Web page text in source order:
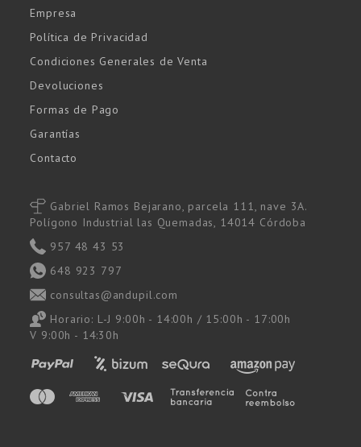
Empresa
Política de Privacidad
Condiciones Generales de Venta
Devoluciones
Formas de Pago
Garantías
Contacto
Gabriel Ramos Bejarano, parcela 111, nave 3A.
Polígono Industrial las Quemadas, 14014 Córdoba
957 48 43 53
648 923 797
consultas@andupil.com
Horario: L-J 9:00h - 14:00h / 15:00h - 17:00h
V 9:00h - 14:30h